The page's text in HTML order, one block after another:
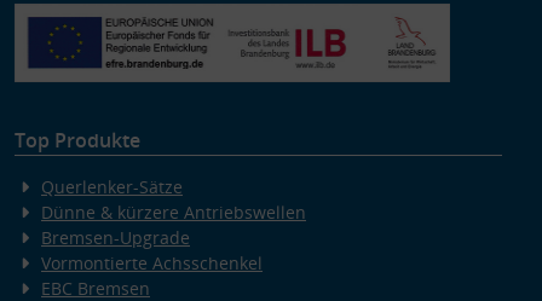
Top Produkte
Querlenker-Sätze
Dünne & kürzere Antriebswellen
Bremsen-Upgrade
Vormontierte Achsschenkel
EBC Bremsen